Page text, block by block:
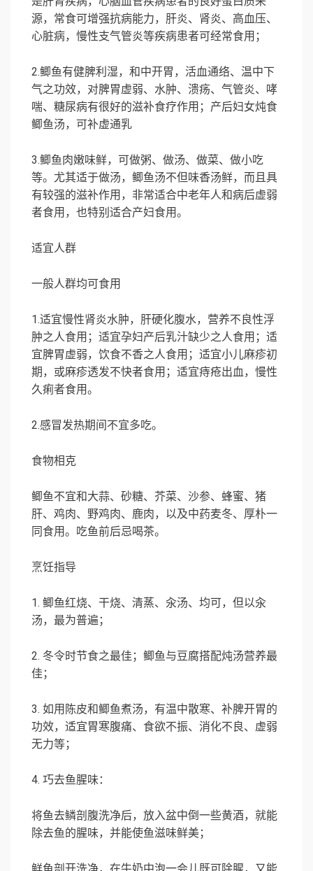
源，常食可增强抗病能力，肝炎、肾炎、高血压、
心脏病，慢性支气管炎等疾病患者可经常食用；
2.鲫鱼有健脾利湿，和中开胃，活血通络、温中下
气之功效，对脾胃虚弱、水肿、溃疡、气管炎、哮
喘、糖尿病有很好的滋补食疗作用；产后妇女炖食
鲫鱼汤，可补虚通乳
3.鲫鱼肉嫩味鲜，可做粥、做汤、做菜、做小吃
等。尤其适于做汤，鲫鱼汤不但味香汤鲜，而且具
有较强的滋补作用，非常适合中老年人和病后虚弱
者食用，也特别适合产妇食用。
适宜人群
一般人群均可食用
1.适宜慢性肾炎水肿，肝硬化腹水，营养不良性浮
肿之人食用；适宜孕妇产后乳汁缺少之人食用；适
宜脾胃虚弱，饮食不香之人食用；适宜小儿麻疹初
期，或麻疹透发不快者食用；适宜痔疮出血，慢性
久痢者食用。
2.感冒发热期间不宜多吃。
食物相克
鲫鱼不宜和大蒜、砂糖、芥菜、沙参、蜂蜜、猪
肝、鸡肉、野鸡肉、鹿肉，以及中药麦冬、厚朴一
同食用。吃鱼前后忌喝茶。
烹饪指导
1. 鲫鱼红烧、干烧、清蒸、汆汤、均可，但以汆
汤，最为普遍；
2. 冬令时节食之最佳；鲫鱼与豆腐搭配炖汤营养最
佳；
3. 如用陈皮和鲫鱼煮汤，有温中散寒、补脾开胃的
功效，适宜胃寒腹痛、食欲不振、消化不良、虚弱
无力等；
4. 巧去鱼腥味：
将鱼去鳞剖腹洗净后，放入盆中倒一些黄酒，就能
除去鱼的腥味，并能使鱼滋味鲜美；